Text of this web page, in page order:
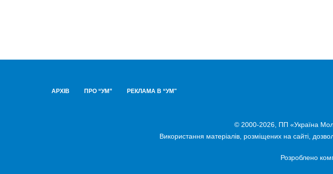
АРХІВ ПРО “УМ” РЕКЛАМА В “УМ"
© 2000-2026, ПП «Україна
Використання матеріалів, розміщених на сайті,
Розроблено